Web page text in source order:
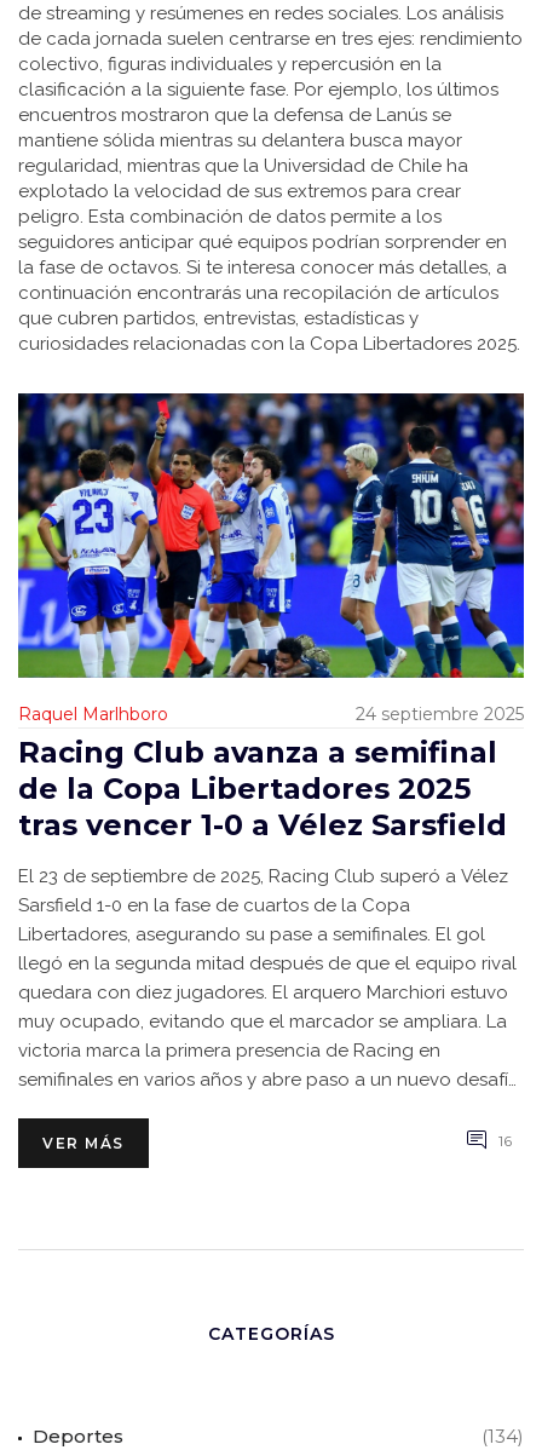
de streaming y resúmenes en redes sociales. Los análisis
de cada jornada suelen centrarse en tres ejes: rendimiento
colectivo, figuras individuales y repercusión en la
clasificación a la siguiente fase. Por ejemplo, los últimos
encuentros mostraron que la defensa de Lanús se
mantiene sólida mientras su delantera busca mayor
regularidad, mientras que la Universidad de Chile ha
explotado la velocidad de sus extremos para crear
peligro. Esta combinación de datos permite a los
seguidores anticipar qué equipos podrían sorprender en
la fase de octavos. Si te interesa conocer más detalles, a
continuación encontrarás una recopilación de artículos
que cubren partidos, entrevistas, estadísticas y
curiosidades relacionadas con la Copa Libertadores 2025.
Raquel Marlhboro 24 septiembre 2025
Racing Club avanza a semifinal
de la Copa Libertadores 2025
tras vencer 1-0 a Vélez Sarsfield
El 23 de septiembre de 2025, Racing Club superó a Vélez
Sarsfield 1-0 en la fase de cuartos de la Copa
Libertadores, asegurando su pase a semifinales. El gol
llegó en la segunda mitad después de que el equipo rival
quedara con diez jugadores. El arquero Marchiori estuvo
muy ocupado, evitando que el marcador se ampliara. La
victoria marca la primera presencia de Racing en
semifinales en varios años y abre paso a un nuevo desafío
VER MÁS 16
CATEGORÍAS
Deportes (134)